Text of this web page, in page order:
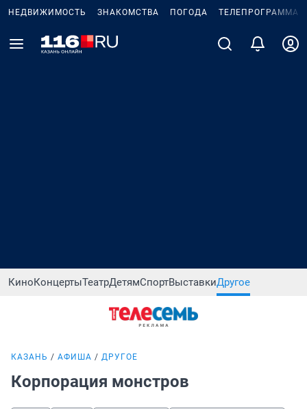
НЕДВИЖИМОСТЬ ЗНАКОМСТВА ПОГОДА ТЕЛЕПРОГРАММА
КиноКонцертыТеатрДетямСпортВыставкиДругое
КАЗАНЬ АФИША ДРУГОЕ
Корпорация монстров